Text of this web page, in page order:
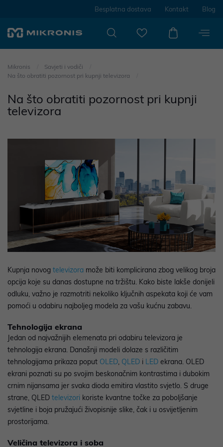
Besplatna dostava Kontakt Blog
Mikronis
Savjeti i vodiči
Na što obratiti pozornost pri kupnji televizora
Na što obratiti pozornost pri kupnji
televizora
Kupnja novog televizora može biti komplicirana zbog velikog broja
opcija koje su danas dostupne na tržištu. Kako biste lakše donijeli
odluku, važno je razmotriti nekoliko ključnih aspekata koji će vam
pomoći u odabiru najboljeg modela za vašu kućnu zabavu.
Tehnologija ekrana
Jedan od najvažnijih elemenata pri odabiru televizora je
tehnologija ekrana. Današnji modeli dolaze s različitim
tehnologijama prikaza poput OLED, QLED i LED ekrana. OLED
ekrani poznati su po svojim beskonačnim kontrastima i dubokim
crnim nijansama jer svaka dioda emitira vlastito svjetlo. S druge
strane, QLED televizori koriste kvantne točke za poboljšanje
svjetline i boja pružajući živopisnije slike, čak i u osvijetljenim
prostorijama.
Veličina televizora i soba